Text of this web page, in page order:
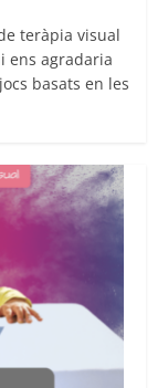
teràpia visual
ens agradaria
basats en les